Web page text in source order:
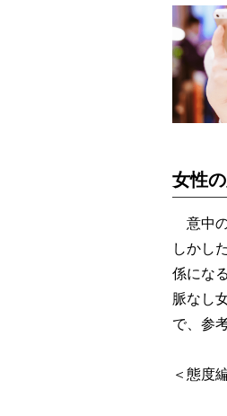
女性
意中の
しかし
係にな
脈なし
で、参
＜態度